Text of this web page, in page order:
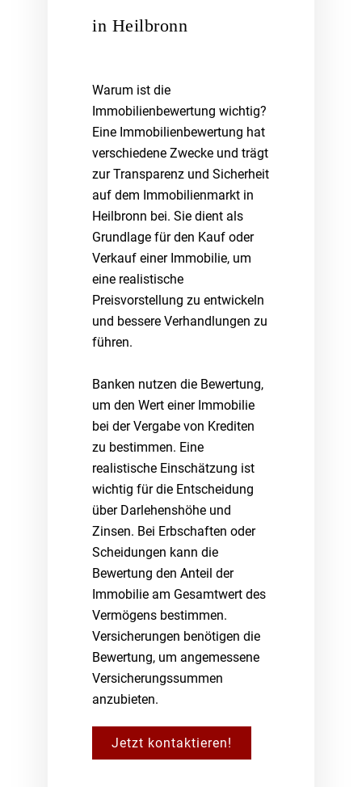
in Heilbronn
Warum ist die
Immobilienbewertung wichtig?
Eine Immobilienbewertung hat
verschiedene Zwecke und trägt
zur Transparenz und Sicherheit
auf dem Immobilienmarkt in
Heilbronn bei. Sie dient als
Grundlage für den Kauf oder
Verkauf einer Immobilie, um
eine realistische
Preisvorstellung zu entwickeln
und bessere Verhandlungen zu
führen.
Banken nutzen die Bewertung,
um den Wert einer Immobilie
bei der Vergabe von Krediten
zu bestimmen. Eine
realistische Einschätzung ist
wichtig für die Entscheidung
über Darlehenshöhe und
Zinsen. Bei Erbschaften oder
Scheidungen kann die
Bewertung den Anteil der
Immobilie am Gesamtwert des
Vermögens bestimmen.
Versicherungen benötigen die
Bewertung, um angemessene
Versicherungssummen
anzubieten.
Jetzt kontaktieren!